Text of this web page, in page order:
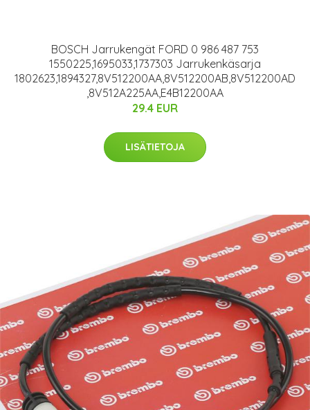
BOSCH Jarrukengät FORD 0 986 487 753
1550225,1695033,1737303 Jarrukenkäsarja
1802623,1894327,8V512200AA,8V512200AB,8V512200AD
,8V512A225AA,E4B12200AA
29.4 EUR
LISÄTIETOJA